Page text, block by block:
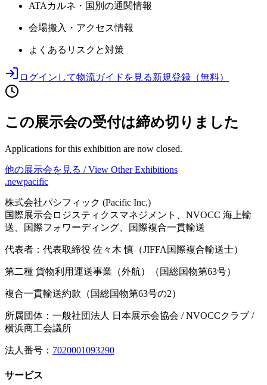
ATAカルネ・国別の通関情報
会場搬入・アクセス情報
よくあるリスクと対策
ログインして物流ガイドを見る新規登録（無料）
この展示会の受付は締め切りました
Applications for this exhibition are now closed.
他の展示会を見る / View Other Exhibitions
.newpacific
株式会社パシフィック (Pacific Inc.)
国際展示会ロジスティクスマネジメント、NVOCC 海上輸
送、国際フォワーディング、国際複合一貫輸送
代表者：代表取締役 佐々木 慎（JIFFA国際複合輸送士）
第二種 貨物利用運送事業（外航）（国総国物第63号）
複合一貫輸送約款（国総国物第63号の2）
所属団体：一般社団法人 日本展示会協会 / NVOCCクラブ /
横浜商工会議所
法人番号： 7020001093290
サービス